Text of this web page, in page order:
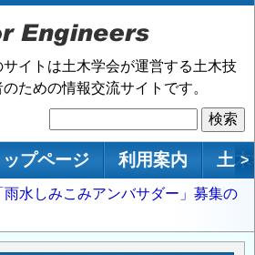
サイトは土木学会が運営する土木技
ための情報交流サイトです。
索
ップページ 利用案内 土 >
雨水しみこみアンバサダー」募集の